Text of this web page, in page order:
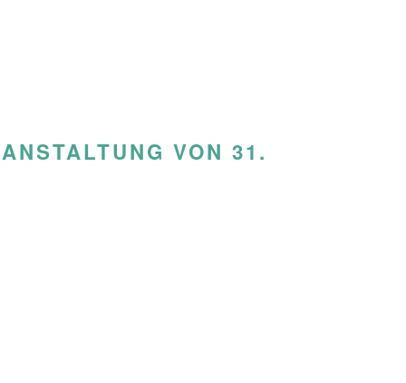
VON 31.